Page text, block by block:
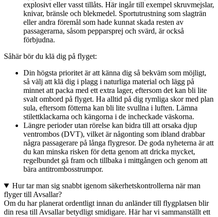
explosivt eller vasst tillåts. Här ingår till exempel skruvmejslar,
knivar, bränsle och blekmedel. Sportutrustning som slagträn
eller andra föremål som hade kunnat skada resten av
passagerarna, såsom pepparsprej och svärd, är också
förbjudna.
Såhär bör du klä dig på flyget:
Din högsta prioritet är att känna dig så bekväm som möjligt,
så välj att klä dig i plagg i naturliga material och lägg på
minnet att packa med ett extra lager, eftersom det kan bli lite
svalt ombord på flyget. Ha alltid på dig rymliga skor med plan
sula, eftersom fötterna kan bli lite svullna i luften. Lämna
stilettklackarna och kängorna i de incheckade väskorna.
Längre perioder utan rörelse kan bidra till att orsaka djup
ventrombos (DVT), vilket är någonting som ibland drabbar
några passagerare på långa flygresor. De goda nyheterna är att
du kan minska risken för detta genom att dricka mycket,
regelbundet gå fram och tillbaka i mittgången och genom att
bära antitrombosstrumpor.
Hur tar man sig snabbt igenom säkerhetskontrollerna när man
flyger till Avsallar?
Om du har planerat ordentligt innan du anländer till flygplatsen blir
din resa till Avsallar betydligt smidigare. Här har vi sammanställt ett